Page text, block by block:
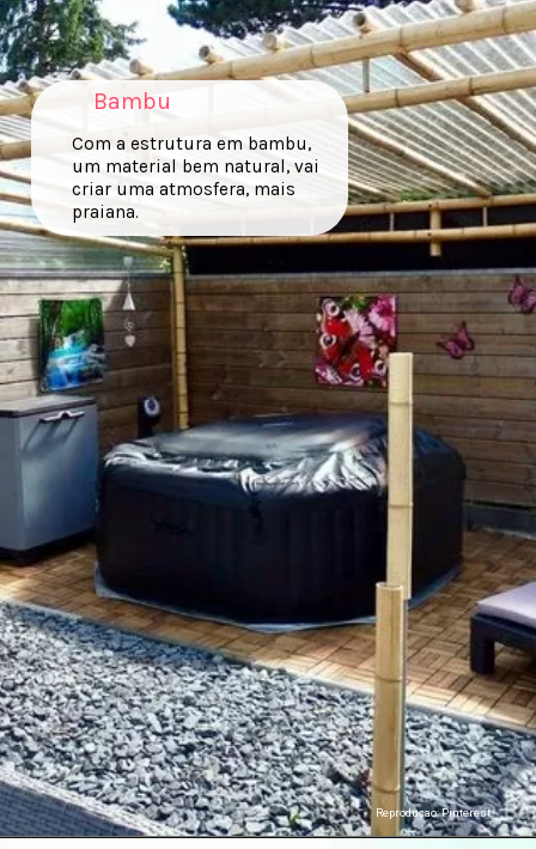
Com a estrutura em bambu,
um material bem natural, vai
criar uma atmosfera, mais
praiana.
Reproduçao: Pinterest
Bambu